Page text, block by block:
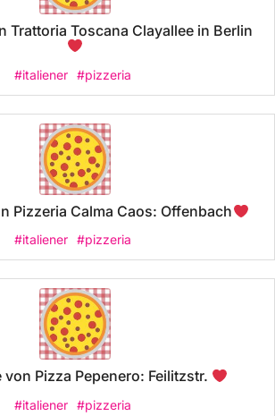
Trattoria Toscana Clayallee in Berlin
#italiener #pizzeria
Pizzeria Calma Caos: Offenbach
#italiener #pizzeria
von Pizza Pepenero: Feilitzstr.
#italiener #pizzeria